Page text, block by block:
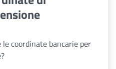
coordinate bancarie per